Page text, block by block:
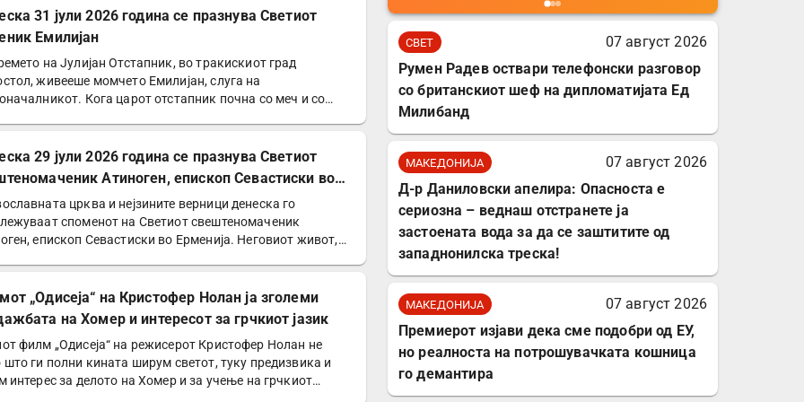
31 јули 2026 година се празнува Светиот
Емилијан
на Јулијан Отстапник, во тракискиот град
живееше момчето Емилијан, слуга на
Кога царот отстапник почна со меч и со
29 јули 2026 година се празнува Светиот
Атиноген, епископ Севастиски во
црква и нејзините верници денеска го
споменот на Светиот свештеномаченик
епископ Севастиски во Ерменија. Неговиот живот,
„Одисеја“ на Кристофер Нолан ја зголеми
на Хомер и интересот за грчкиот јазик
филм „Одисеја“ на режисерот Кристофер Нолан не
што ги полни кината ширум светот, туку предизвика и
интерес за делото на Хомер и за учење на грчкиот…
мобилни телефони,
комплет за заштита на
СВЕТ
07 август 2026
Румен Радев оствари телефонски разговор
со британскиот шеф на дипломатијата Ед
Милибанд
МАКЕДОНИЈА
07 август 2026
Д-р Даниловски апелира: Опасноста е
сериозна – веднаш отстранете ја
застоената вода за да се заштитите од
западнонилска треска!
МАКЕДОНИЈА
07 август 2026
Премиерот изјави дека сме подобри од ЕУ,
но реалноста на потрошувачката кошница
го демантира